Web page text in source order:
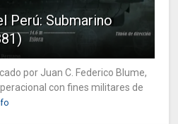
Perú: Submarino
por Juan C. Federico Blume,
con fines militares de